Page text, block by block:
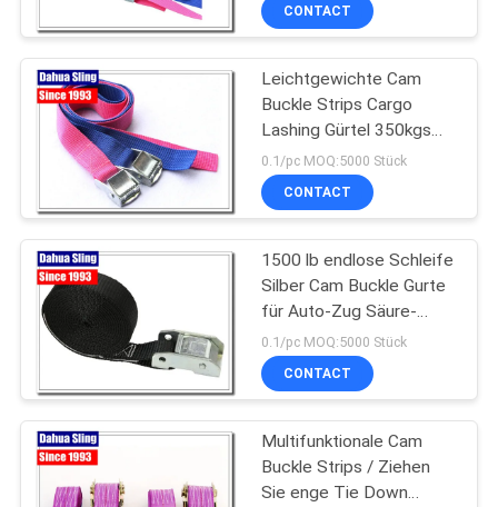
FORDERN
SIE
EIN
ZITAT
SITEMAP
PRIVACY
POLICY
CONTACT
Leichtgewichte Cam
Buckle Strips Cargo
Lashing Gürtel 350kgs
Brechfestigkeit
0.1/pc MOQ:5000 Stück
CONTACT
1500 lb endlose Schleife
Silber Cam Buckle Gurte
für Auto-Zug Säure-
Widerstand
0.1/pc MOQ:5000 Stück
CONTACT
Multifunktionale Cam
Buckle Strips / Ziehen
Sie enge Tie Down